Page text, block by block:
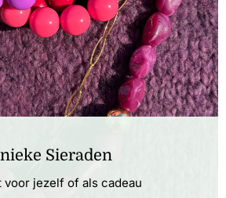
Sieraden
voor jezelf of als cadeau